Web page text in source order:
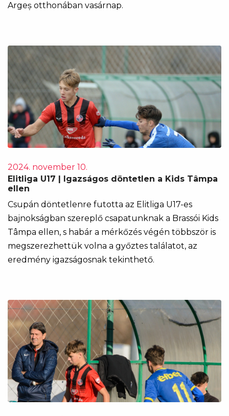
Argeș otthonában vasárnap.
2024. november 10.
Elitliga U17 | Igazságos döntetlen a Kids Tâmpa
ellen
Csupán döntetlenre futotta az Elitliga U17-es
bajnokságban szereplő csapatunknak a Brassói Kids
Tâmpa ellen, s habár a mérkőzés végén többször is
megszerezhettük volna a győztes találatot, az
eredmény igazságosnak tekinthető.